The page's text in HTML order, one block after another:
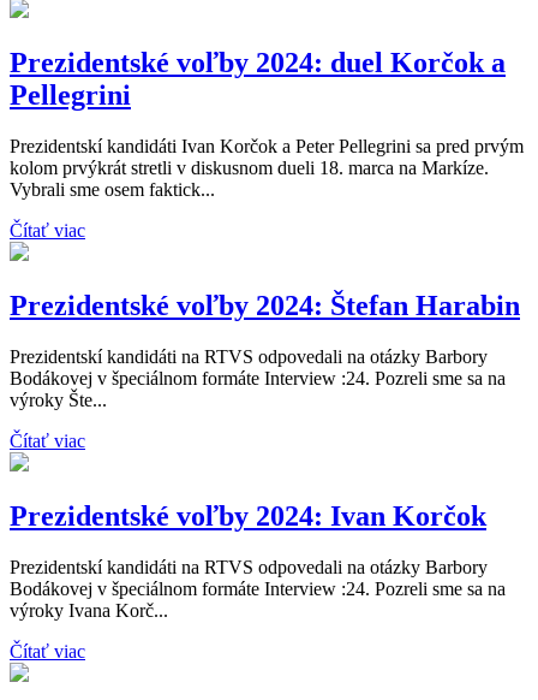
Prezidentské voľby 2024: duel Korčok a
Pellegrini
Prezidentskí kandidáti Ivan Korčok a Peter Pellegrini sa pred prvým
kolom prvýkrát stretli v diskusnom dueli 18. marca na Markíze.
Vybrali sme osem faktick...
Čítať viac
Prezidentské voľby 2024: Štefan Harabin
Prezidentskí kandidáti na RTVS odpovedali na otázky Barbory
Bodákovej v špeciálnom formáte Interview :24. Pozreli sme sa na
výroky Šte...
Čítať viac
Prezidentské voľby 2024: Ivan Korčok
Prezidentskí kandidáti na RTVS odpovedali na otázky Barbory
Bodákovej v špeciálnom formáte Interview :24. Pozreli sme sa na
výroky Ivana Korč...
Čítať viac